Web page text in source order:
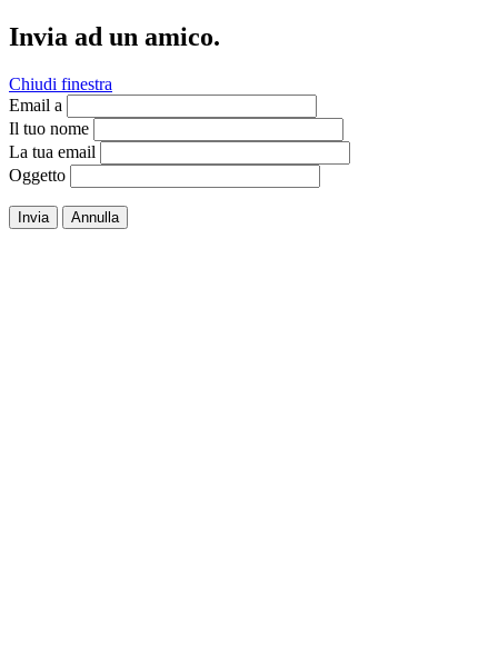
Invia ad un amico.
Chiudi finestra
Email a
Il tuo nome
La tua email
Oggetto
Invia Annulla